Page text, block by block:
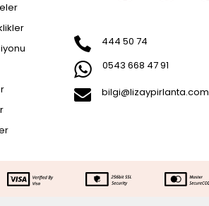
444 50 74
0543 668 47 91
bilgi@lizaypirlanta.com